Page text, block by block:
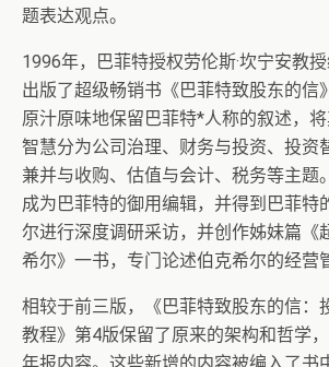
题表达观点。
1996年，巴菲特授权劳伦斯·坎宁安教
出版了超级畅销书《巴菲特致股东的信
原汁原味地保留巴菲特*人称的叙述，
智慧分为公司治理、财务与投资、投资
兼并与收购、估值与会计、税务等主题
成为巴菲特的御用编辑，并得到巴菲特
尔进行深度调研采访，并创作姊妹篇《
希尔》一书，专门论述伯克希尔的经营
相较于前三版，《巴菲特致股东的信：
教程》第4版保留了原来的架构和哲学